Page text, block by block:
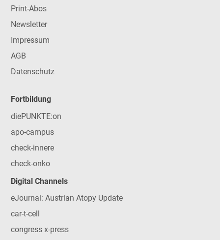
Print-Abos
Newsletter
Impressum
AGB
Datenschutz
Fortbildung
diePUNKTE:on
apo-campus
check-innere
check-onko
Digital Channels
eJournal: Austrian Atopy Update
car-t-cell
congress x-press